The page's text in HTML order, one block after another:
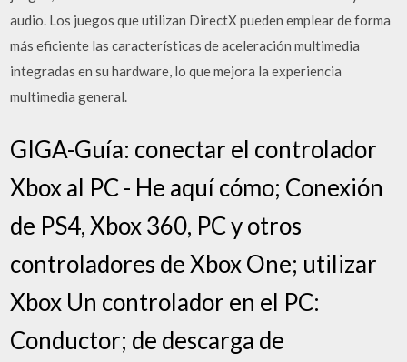
audio. Los juegos que utilizan DirectX pueden emplear de forma
más eficiente las características de aceleración multimedia
integradas en su hardware, lo que mejora la experiencia
multimedia general.
GIGA-Guía: conectar el controlador
Xbox al PC - He aquí cómo; Conexión
de PS4, Xbox 360, PC y otros
controladores de Xbox One; utilizar
Xbox Un controlador en el PC:
Conductor; de descarga de